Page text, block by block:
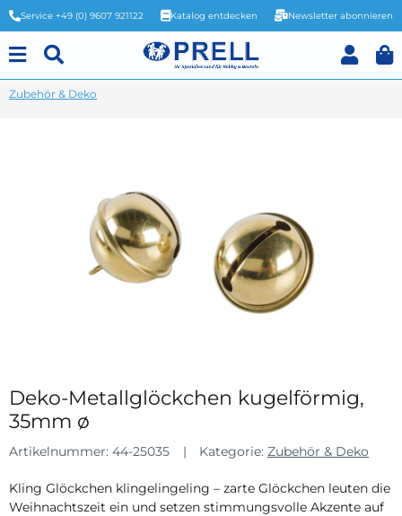
Service +49 (0) 9607 921122 Katalog entdecken Newsletter abonnieren
Zubehör & Deko
Deko-Metallglöckchen kugelförmig,
35mm ø
Artikelnummer: 44-25035 Kategorie: Zubehör & Deko
Kling Glöckchen klingelingeling – zarte Glöckchen leuten die
Weihnachtszeit ein und setzen stimmungsvolle Akzente auf